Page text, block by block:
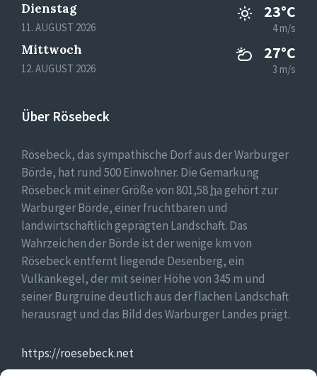
Dienstag
11. AUGUST 2026
23°C
4 m/s
Mittwoch
12. AUGUST 2026
27°C
3 m/s
Über Rösebeck
Rösebeck, das sympathische Dorf aus der Warburger
Börde, hat rund 500 Einwohner. Die Gemarkung
Rösebeck mit einer Größe von 801,58ha gehört zur
Warburger Börde, einer fruchtbaren und
landwirtschaftlich geprägten Landschaft. Das
Wahrzeichen der Börde ist der wenige km von
Rösebeck entfernt liegende Desenberg, ein
Vulkankegel, der mit seiner Höhe von 345 m und
seiner Burgruine deutlich aus der flachen Landschaft
herausragt und das Bild des Warburger Landes prägt.
https://roesebeck.net